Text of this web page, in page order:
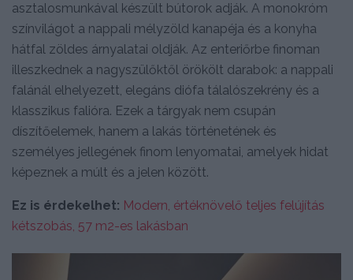
asztalosmunkával készült bútorok adják. A monokróm
színvilágot a nappali mélyzöld kanapéja és a konyha
hátfal zöldes árnyalatai oldják. Az enteriőrbe finoman
illeszkednek a nagyszülőktől örökölt darabok: a nappali
falánál elhelyezett, elegáns diófa tálalószekrény és a
klasszikus falióra. Ezek a tárgyak nem csupán
díszítőelemek, hanem a lakás történetének és
személyes jellegének finom lenyomatai, amelyek hidat
képeznek a múlt és a jelen között.
Ez is érdekelhet: Modern, értéknövelő teljes felújítás
kétszobás, 57 m2-es lakásban